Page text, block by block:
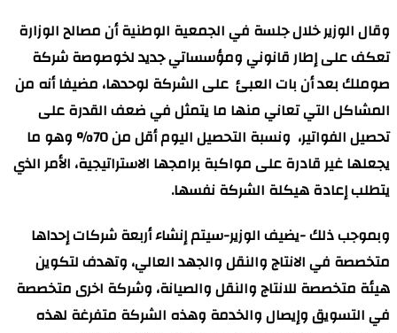
وقال الوزير خلال جلسة في الجمعية الوطنية أن مصالح الوزارة
تعكف على إطار قانوني ومؤسساتي جديد لخوصوصة شركة
صوملك بعد أن بات العبئ على الشركة لوحدها، مضيفا أنه من
المشاكل التي تعاني منها ما يتمثل في ضعف القدرة على
تحصيل الفواتير، ونسبة التحصيل اليوم أقل من 70% وهو ما
يجعلها غير قادرة على مواكبة برامجها الاستراتيجية، الأمر الذي
يتطلب إعادة هيكلة الشركة نفسها.
وبموجب ذلك -يضيف الوزير-سيتم إنشاء أربعة شركات إحداها
متخصصة في الانتاج والنقل والجهد العالي، وتهدف لتكوين
هيئة متخصصة للانتاج والنقل والصيانة، وشركة اخرى متخصصة
في التسويق وإيصال والخدمة وهذه الشركة متفرغة لهذه